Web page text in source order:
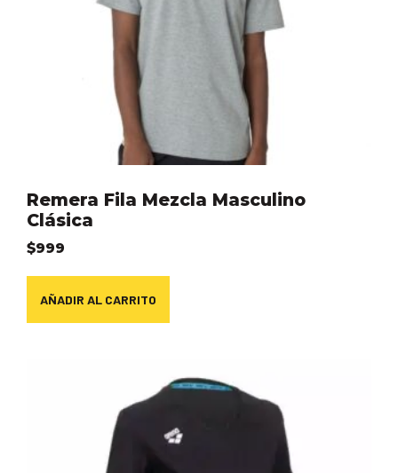
Remera Fila Mezcla Masculino
Clásica
$999
AÑADIR AL CARRITO